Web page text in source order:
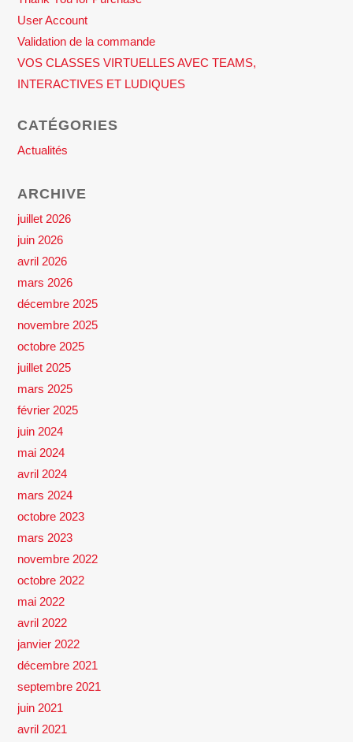
User Account
Validation de la commande
VOS CLASSES VIRTUELLES AVEC TEAMS,
INTERACTIVES ET LUDIQUES
CATÉGORIES
Actualités
ARCHIVE
juillet 2026
juin 2026
avril 2026
mars 2026
décembre 2025
novembre 2025
octobre 2025
juillet 2025
mars 2025
février 2025
juin 2024
mai 2024
avril 2024
mars 2024
octobre 2023
mars 2023
novembre 2022
octobre 2022
mai 2022
avril 2022
janvier 2022
décembre 2021
septembre 2021
juin 2021
avril 2021